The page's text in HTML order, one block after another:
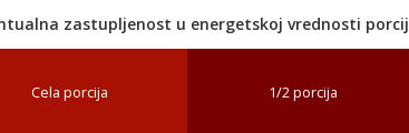
zastupljenost u energetskoj vrednosti
Cela porcija 1/2 porcija